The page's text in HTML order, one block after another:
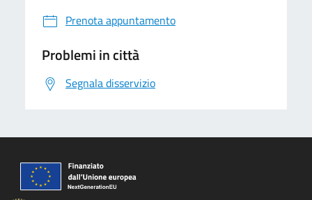
Prenota appuntamento
Problemi in città
Segnala disservizio